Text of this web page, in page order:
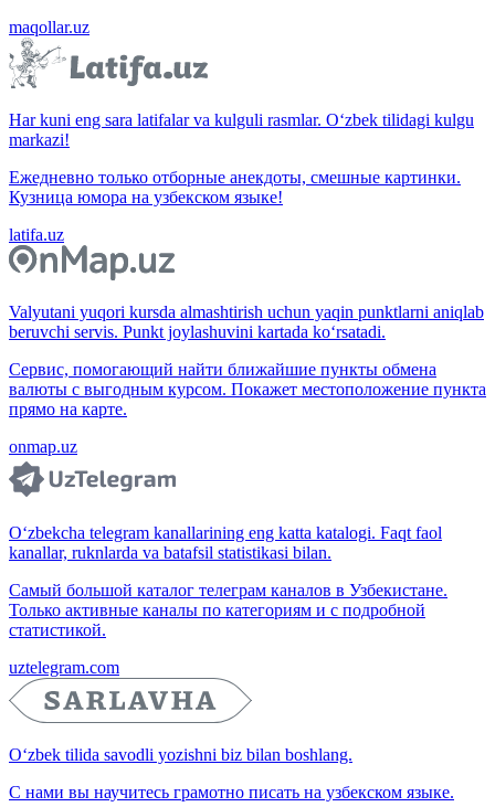
maqollar.uz
Har kuni eng sara latifalar va kulguli rasmlar. O‘zbek tilidagi kulgu
markazi!
Ежедневно только отборные анекдоты, смешные картинки.
Кузница юмора на узбекском языке!
latifa.uz
Valyutani yuqori kursda almashtirish uchun yaqin punktlarni aniqlab
beruvchi servis. Punkt joylashuvini kartada ko‘rsatadi.
Сервис, помогающий найти ближайшие пункты обмена
валюты с выгодным курсом. Покажет местоположение пункта
прямо на карте.
onmap.uz
O‘zbekcha telegram kanallarining eng katta katalogi. Faqt faol
kanallar, ruknlarda va batafsil statistikasi bilan.
Самый большой каталог телеграм каналов в Узбекистане.
Только активные каналы по категориям и с подробной
статистикой.
uztelegram.com
O‘zbek tilida savodli yozishni biz bilan boshlang.
С нами вы научитесь грамотно писать на узбекском языке.